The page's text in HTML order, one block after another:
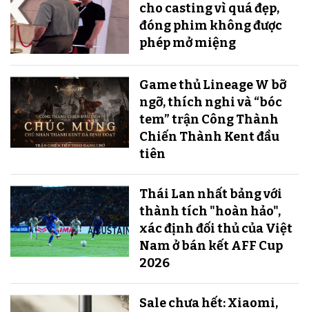
cho casting vì quá đẹp,
đóng phim không được
phép mở miệng
Game thủ Lineage W bỡ
ngỡ, thích nghi và “bóc
tem” trận Công Thành
Chiến Thành Kent đầu
tiên
Thái Lan nhất bảng với
thành tích "hoàn hảo",
xác định đối thủ của Việt
Nam ở bán kết AFF Cup
2026
Sale chưa hết: Xiaomi,